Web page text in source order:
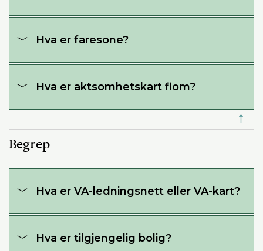
Hva er faresone?
Hva er aktsomhetskart flom?
↑
Begrep
Hva er VA-ledningsnett eller VA-kart?
Hva er tilgjengelig bolig?